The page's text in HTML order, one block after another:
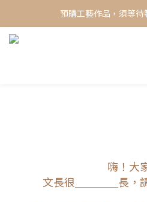
✨ 現貨專區 ✨ 一週內
預購工藝作品，須等
嗨！大
文長很＿＿＿＿長，